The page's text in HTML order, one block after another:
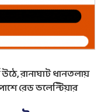
রানাঘাট ধানতলায়
রেড ভলেন্টিয়ার